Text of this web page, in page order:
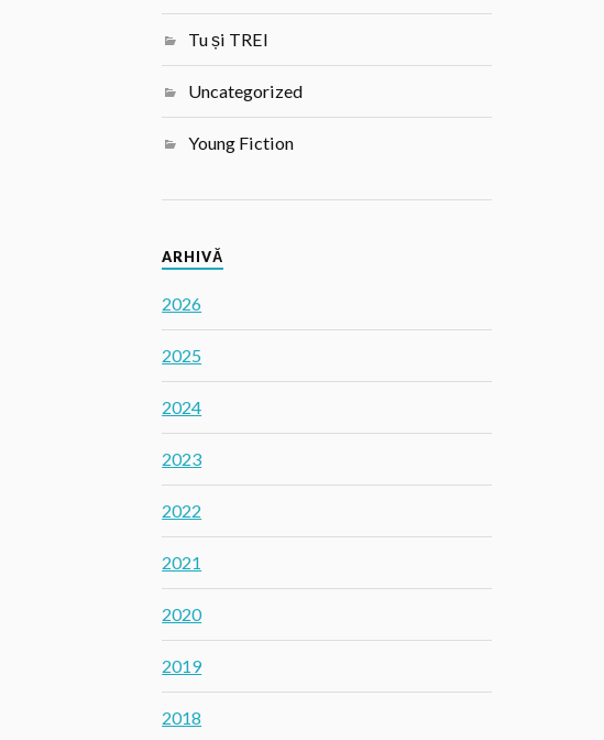
Tu și TREI
Uncategorized
Young Fiction
ARHIVĂ
2026
2025
2024
2023
2022
2021
2020
2019
2018